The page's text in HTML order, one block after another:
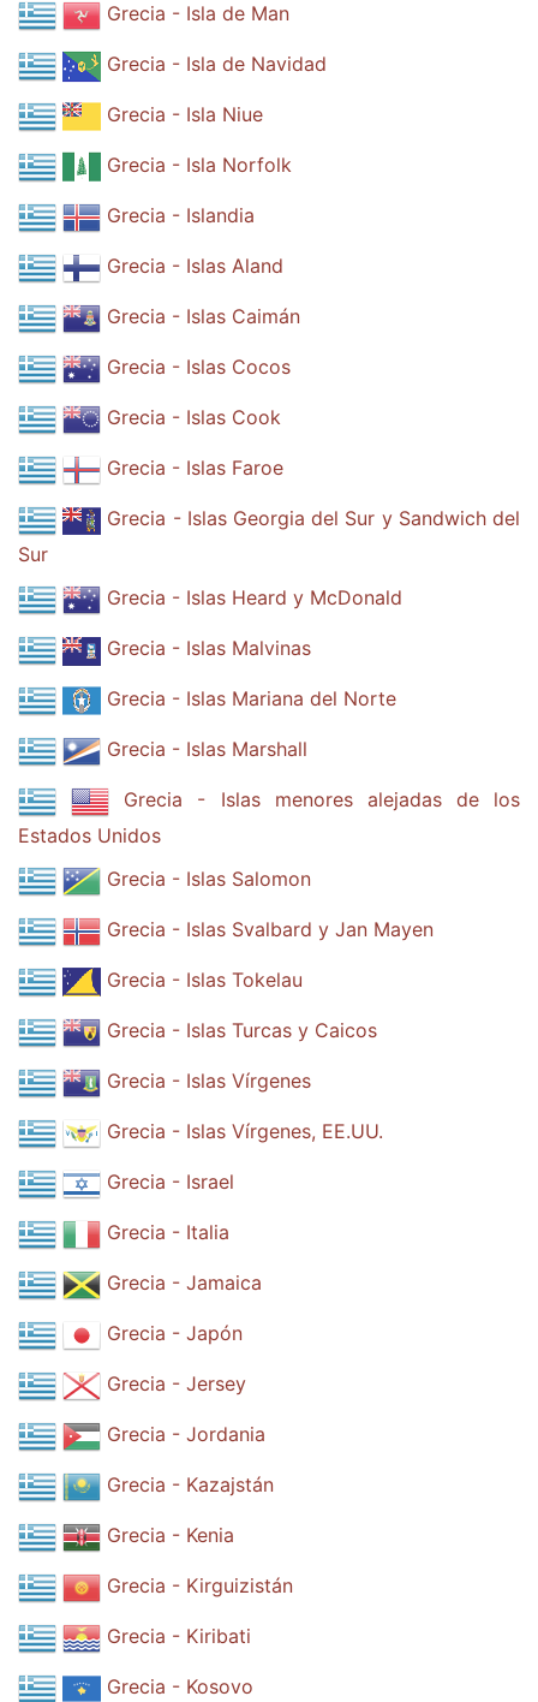
Grecia - Isla de Man
Grecia - Isla de Navidad
Grecia - Isla Niue
Grecia - Isla Norfolk
Grecia - Islandia
Grecia - Islas Aland
Grecia - Islas Caimán
Grecia - Islas Cocos
Grecia - Islas Cook
Grecia - Islas Faroe
Grecia - Islas Georgia del Sur y Sandwich del
Sur
Grecia - Islas Heard y McDonald
Grecia - Islas Malvinas
Grecia - Islas Mariana del Norte
Grecia - Islas Marshall
Grecia - Islas menores alejadas de los
Estados Unidos
Grecia - Islas Salomon
Grecia - Islas Svalbard y Jan Mayen
Grecia - Islas Tokelau
Grecia - Islas Turcas y Caicos
Grecia - Islas Vírgenes
Grecia - Islas Vírgenes, EE.UU.
Grecia - Israel
Grecia - Italia
Grecia - Jamaica
Grecia - Japón
Grecia - Jersey
Grecia - Jordania
Grecia - Kazajstán
Grecia - Kenia
Grecia - Kirguizistán
Grecia - Kiribati
Grecia - Kosovo